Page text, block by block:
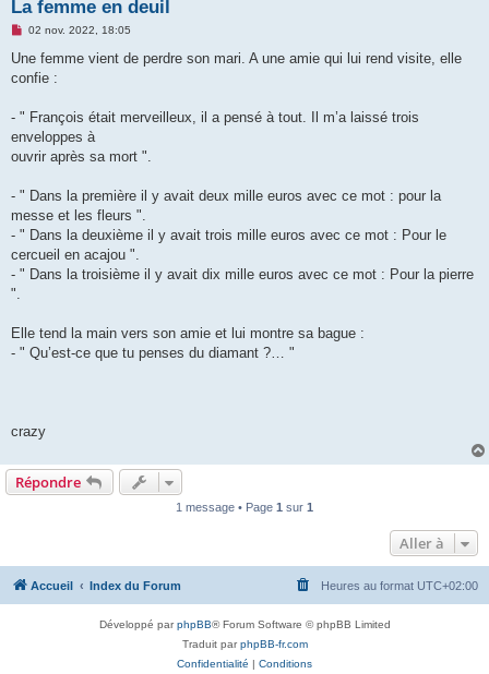
La femme en deuil
M
s
a
o
l
02 nov. 2022, 18:05
Une femme vient de perdre son mari. A une amie qui lui rend visite, elle
confie :
- " François était merveilleux, il a pensé à tout. Il m’a laissé trois
enveloppes à
ouvrir après sa mort ".
- " Dans la première il y avait deux mille euros avec ce mot : pour la
messe et les fleurs ".
- " Dans la deuxième il y avait trois mille euros avec ce mot : Pour le
cercueil en acajou ".
- " Dans la troisième il y avait dix mille euros avec ce mot : Pour la pierre
".
Elle tend la main vers son amie et lui montre sa bague :
- " Qu’est-ce que tu penses du diamant ?… "
crazy
Répondre
1 message • Page 1 sur 1
Aller à
Accueil Index du Forum Heures au format UTC+02:00
Développé parphpBB® Forum Software © phpBB Limited
Traduit parphpBB-fr.com
Confidentialité | Conditions